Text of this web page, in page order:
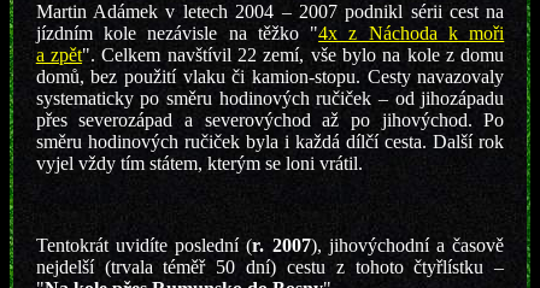
Martin Adámek v letech 2004 – 2007 podnikl sérii cest na
jízdním kole nezávisle na těžko "4x z Náchoda k moři
a zpět". Celkem navštívil 22 zemí, vše bylo na kole z domu
domů, bez použití vlaku či kamion-stopu. Cesty navazovaly
systematicky po směru hodinových ručiček – od jihozápadu
přes severozápad a severovýchod až po jihovýchod. Po
směru hodinových ručiček byla i každá dílčí cesta. Další rok
vyjel vždy tím státem, kterým se loni vrátil.
Tentokrát uvidíte poslední (r. 2007), jihovýchodní a časově
nejdelší (trvala téměř 50 dní) cestu z tohoto čtyřlístku –